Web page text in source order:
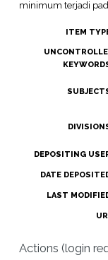
minimum terjadi
ITEM
DEPOSITING
DATE
LAST
Actions (login